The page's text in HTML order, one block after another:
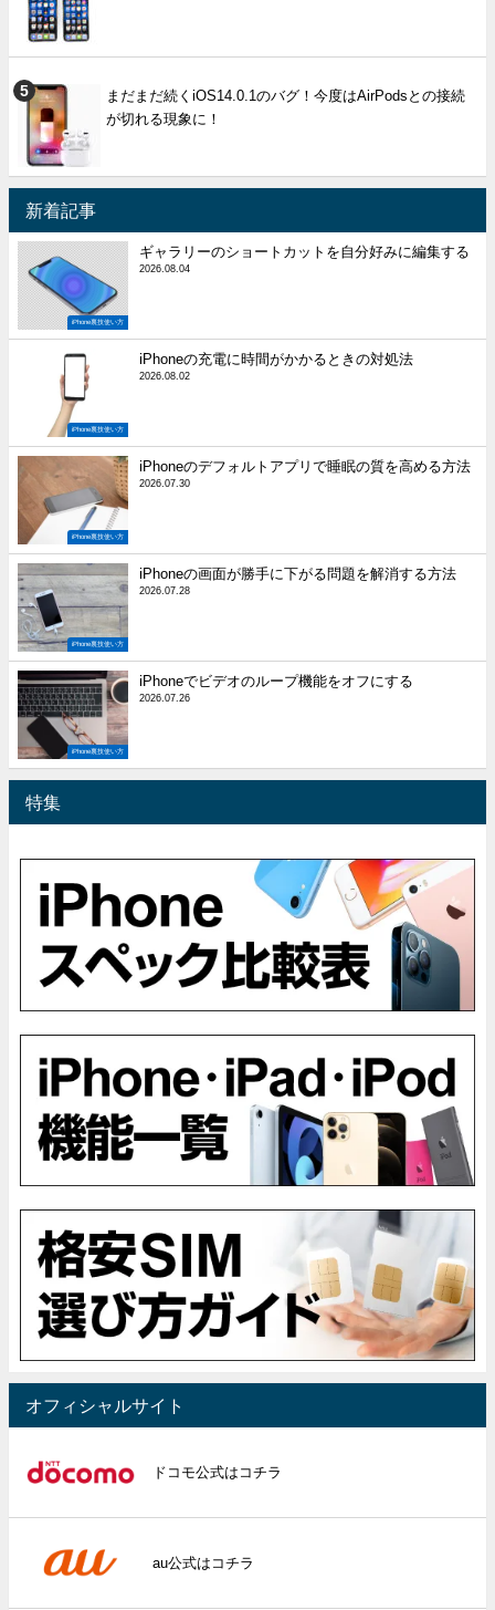
まだまだ続くiOS14.0.1のバグ！今度はAirPodsとの接続
が切れる現象に！
新着記事
iPhone裏技使い方
ギャラリーのショートカットを自分好みに編集する
2026.08.04
iPhone裏技使い方
iPhoneの充電に時間がかかるときの対処法
2026.08.02
iPhone裏技使い方
iPhoneのデフォルトアプリで睡眠の質を高める方法
2026.07.30
iPhone裏技使い方
iPhoneの画面が勝手に下がる問題を解消する方法
2026.07.28
iPhone裏技使い方
iPhoneでビデオのループ機能をオフにする
2026.07.26
特集
オフィシャルサイト
ドコモ公式はコチラ
au公式はコチラ